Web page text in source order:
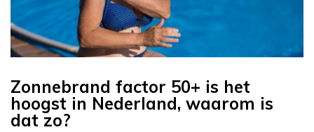
Zonnebrand factor 50+ is het
hoogst in Nederland, waarom is
dat zo?